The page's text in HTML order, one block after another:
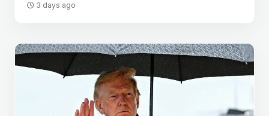
3 days ago